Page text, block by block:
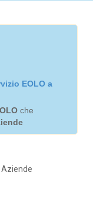
EOLO a
che
Aziende